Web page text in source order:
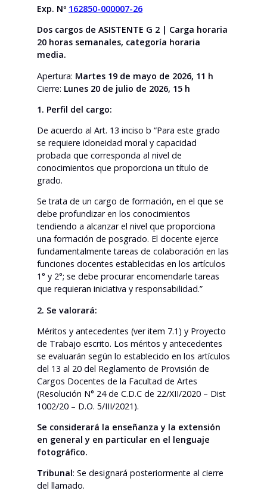
Exp. Nº 162850-000007-26
Dos cargos de ASISTENTE G 2 | Carga horaria
20 horas semanales, categoría horaria
media.
Apertura: Martes 19 de mayo de 2026, 11 h
Cierre: Lunes 20 de julio de 2026, 15 h
1. Perfil del cargo:
De acuerdo al Art. 13 inciso b “Para este grado
se requiere idoneidad moral y capacidad
probada que corresponda al nivel de
conocimientos que proporciona un título de
grado.
Se trata de un cargo de formación, en el que se
debe profundizar en los conocimientos
tendiendo a alcanzar el nivel que proporciona
una formación de posgrado. El docente ejerce
fundamentalmente tareas de colaboración en las
funciones docentes establecidas en los artículos
1° y 2°; se debe procurar encomendarle tareas
que requieran iniciativa y responsabilidad.”
2. Se valorará:
Méritos y antecedentes (ver item 7.1) y Proyecto
de Trabajo escrito. Los méritos y antecedentes
se evaluarán según lo establecido en los artículos
del 13 al 20 del Reglamento de Provisión de
Cargos Docentes de la Facultad de Artes
(Resolución N° 24 de C.D.C de 22/XII/2020 – Dist
1002/20 – D.O. 5/III/2021).
Se considerará la enseñanza y la extensión
en general y en particular en el lenguaje
fotográfico.
Tribunal: Se designará posteriormente al cierre
del llamado.